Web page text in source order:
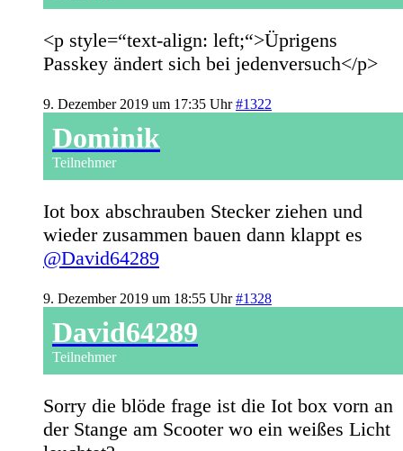
<p style=“text-align: left;“>Üprigens
Passkey ändert sich bei jedenversuch</p>
9. Dezember 2019 um 17:35 Uhr #1322
Dominik
Teilnehmer
Iot box abschrauben Stecker ziehen und
wieder zusammen bauen dann klappt es
@David64289
9. Dezember 2019 um 18:55 Uhr #1328
David64289
Teilnehmer
Sorry die blöde frage ist die Iot box vorn an
der Stange am Scooter wo ein weißes Licht